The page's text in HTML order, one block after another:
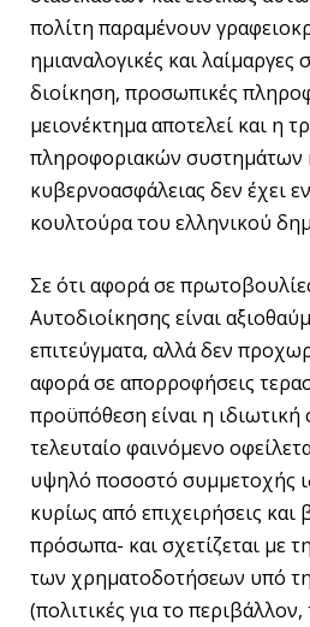
πολίτη παραμένουν
ημιαναλογικές και λαίμαργες
διοίκηση, προσωπικές
μειονέκτημα αποτελεί και η
πληροφοριακών συστημάτων
κυβερνοασφάλειας δεν έχει
κουλτούρα του ελληνικού
Σε ότι αφορά σε
Αυτοδιοίκησης είναι
επιτεύγματα, αλλά δεν
αφορά σε απορροφήσεις
προϋπόθεση είναι η
τελευταίο φαινόμενο
υψηλό ποσοστό συμμετοχής
κυρίως από επιχειρήσεις
πρόσωπα- και σχετίζεται με
των χρηματοδοτήσεων υπό
(πολιτικές για το